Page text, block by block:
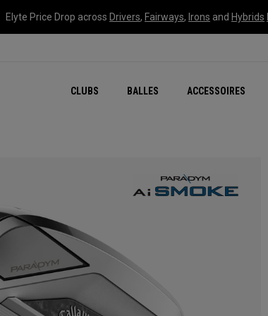
Elyte Price Drop across Drivers, Fairways, Irons and Hybrids
CLUBS BALLES ACCESSOIRES